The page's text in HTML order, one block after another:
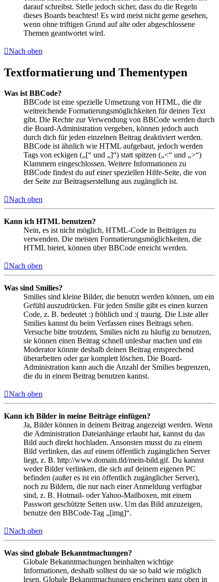
darauf schreibst. Stelle jedoch sicher, dass du die Regeln
dieses Boards beachtest! Es wird meist nicht gerne gesehen,
wenn ohne triftigen Grund auf alte oder abgeschlossene
Themen geantwortet wird.
Nach oben
Textformatierung und Thementypen
Was ist BBCode?
BBCode ist eine spezielle Umsetzung von HTML, die dir
weitreichende Formatierungsmöglichkeiten für deinen Text
gibt. Die Rechte zur Verwendung von BBCode werden durch
die Board-Administration vergeben, können jedoch auch
durch dich für jeden einzelnen Beitrag deaktiviert werden.
BBCode ist ähnlich wie HTML aufgebaut, jedoch werden
Tags von eckigen („[“ und „]“) statt spitzen („<“ und „>“)
Klammern eingeschlossen. Weitere Informationen zu
BBCode findest du auf einer speziellen Hilfe-Seite, die von
der Seite zur Beitragserstellung aus zugänglich ist.
Nach oben
Kann ich HTML benutzen?
Nein, es ist nicht möglich, HTML-Code in Beiträgen zu
verwenden. Die meisten Formatierungsmöglichkeiten, die
HTML bietet, können über BBCode erreicht werden.
Nach oben
Was sind Smilies?
Smilies sind kleine Bilder, die benutzt werden können, um ein
Gefühl auszudrücken. Für jeden Smilie gibt es einen kurzen
Code, z. B. bedeutet :) fröhlich und :( traurig. Die Liste aller
Smilies kannst du beim Verfassen eines Beitrags sehen.
Versuche bitte trotzdem, Smilies nicht zu häufig zu benutzen,
sie können einen Beitrag schnell unlesbar machen und ein
Moderator könnte deshalb deinen Beitrag entsprechend
überarbeiten oder gar komplett löschen. Die Board-
Administration kann auch die Anzahl der Smilies begrenzen,
die du in einem Beitrag benutzen kannst.
Nach oben
Kann ich Bilder in meine Beiträge einfügen?
Ja, Bilder können in deinem Beitrag angezeigt werden. Wenn
die Administration Dateianhänge erlaubt hat, kannst du das
Bild auch direkt hochladen. Ansonsten musst du zu einem
Bild verlinken, das auf einem öffentlich zugänglichen Server
liegt, z. B. http://www.domain.tld/mein-bild.gif. Du kannst
weder Bilder verlinken, die sich auf deinem eigenen PC
befinden (außer es ist ein öffentlich zugänglicher Server),
noch zu Bildern, die nur nach einer Anmeldung verfügbar
sind, z. B. Hotmail- oder Yahoo-Mailboxen, mit einem
Passwort geschützte Seiten usw. Um das Bild anzuzeigen,
benutze den BBCode-Tag „[img]“.
Nach oben
Was sind globale Bekanntmachungen?
Globale Bekanntmachungen beinhalten wichtige
Informationen, deshalb solltest du sie so bald wie möglich
lesen. Globale Bekanntmachungen erscheinen ganz oben in